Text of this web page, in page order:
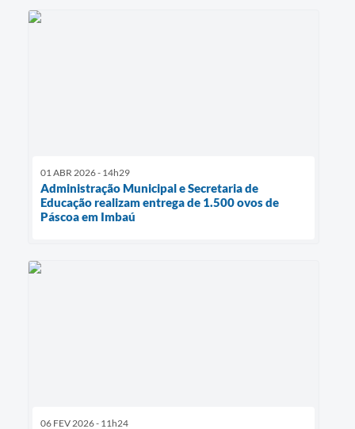
01 ABR 2026 - 14h29
Administração Municipal e Secretaria de
Educação realizam entrega de 1.500 ovos de
Páscoa em Imbaú
06 FEV 2026 - 11h24